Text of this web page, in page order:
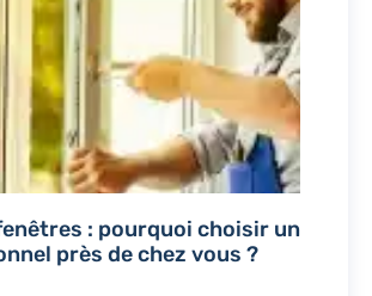
: pourquoi choisir un
près de chez vous ?